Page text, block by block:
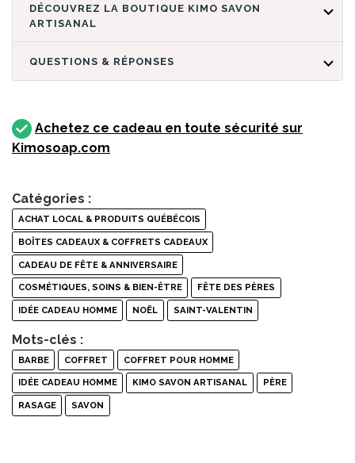
DÉCOUVREZ LA BOUTIQUE KIMO SAVON
ARTISANAL
QUESTIONS & RÉPONSES
Achetez ce cadeau en toute sécurité sur
Kimosoap.com
Catégories :
ACHAT LOCAL & PRODUITS QUÉBÉCOIS
BOÎTES CADEAUX & COFFRETS CADEAUX
CADEAU DE FÊTE & ANNIVERSAIRE
COSMÉTIQUES, SOINS & BIEN-ÊTRE FÊTE DES PÈRES
IDÉE CADEAU HOMME NOËL SAINT-VALENTIN
Mots-clés :
BARBE COFFRET COFFRET POUR HOMME
IDÉE CADEAU HOMME KIMO SAVON ARTISANAL PÈRE
RASAGE SAVON